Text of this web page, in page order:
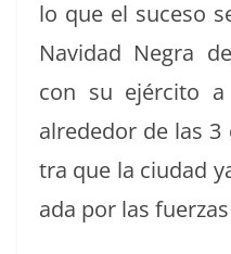
lo que el suce­so
Navi­dad Negra
con su ejérci­to
alrede­dor de las
tra que la ciu­dad
a­da por las